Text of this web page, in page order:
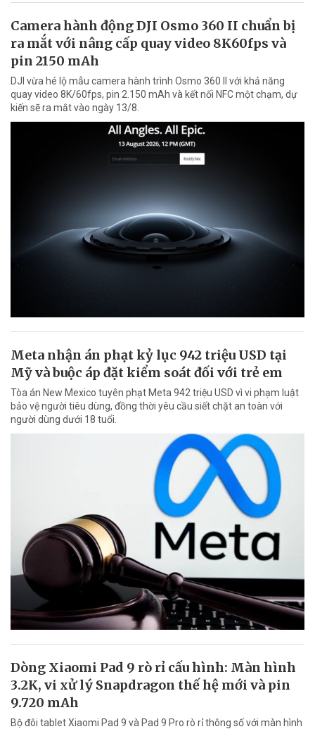
Camera hành động DJI Osmo 360 II chuẩn bị
ra mắt với nâng cấp quay video 8K60fps và
pin 2150 mAh
DJI vừa hé lộ mẫu camera hành trình Osmo 360 II với khả năng
quay video 8K/60fps, pin 2.150 mAh và kết nối NFC một chạm, dự
kiến sẽ ra mắt vào ngày 13/8.
Meta nhận án phạt kỷ lục 942 triệu USD tại
Mỹ và buộc áp đặt kiểm soát đối với trẻ em
Tòa án New Mexico tuyên phạt Meta 942 triệu USD vì vi phạm luật
bảo vệ người tiêu dùng, đồng thời yêu cầu siết chặt an toàn với
người dùng dưới 18 tuổi.
Dòng Xiaomi Pad 9 rò rỉ cấu hình: Màn hình
3.2K, vi xử lý Snapdragon thế hệ mới và pin
9.720 mAh
Bộ đôi tablet Xiaomi Pad 9 và Pad 9 Pro rò rỉ thông số với màn hình